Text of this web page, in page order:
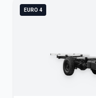
EURO 4